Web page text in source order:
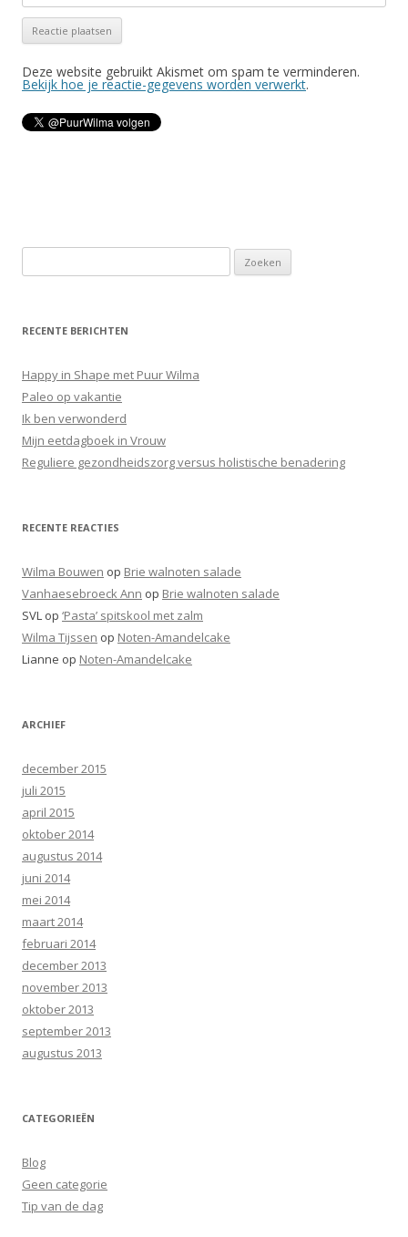
Deze website gebruikt Akismet om spam te verminderen.
Bekijk hoe je reactie-gegevens worden verwerkt.
o
k
n
n
a
a
r
RECENTE BERICHTEN
Happy in Shape met Puur Wilma
Paleo op vakantie
Ik ben verwonderd
Mijn eetdagboek in Vrouw
Reguliere gezondheidszorg versus holistische benadering
RECENTE REACTIES
Wilma Bouwen op Brie walnoten salade
Vanhaesebroeck Ann op Brie walnoten salade
SVL op ‘Pasta’ spitskool met zalm
Wilma Tijssen op Noten-Amandelcake
Lianne op Noten-Amandelcake
ARCHIEF
december 2015
juli 2015
april 2015
oktober 2014
augustus 2014
juni 2014
mei 2014
maart 2014
februari 2014
december 2013
november 2013
oktober 2013
september 2013
augustus 2013
CATEGORIEËN
Blog
Geen categorie
Tip van de dag